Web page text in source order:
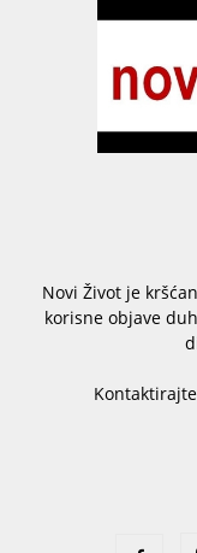
Novi Život je
korisne objave